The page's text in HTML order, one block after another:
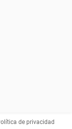
de privacidad